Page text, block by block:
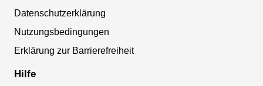
Datenschutzerklärung
Nutzungsbedingungen
Erklärung zur Barrierefreiheit
Hilfe